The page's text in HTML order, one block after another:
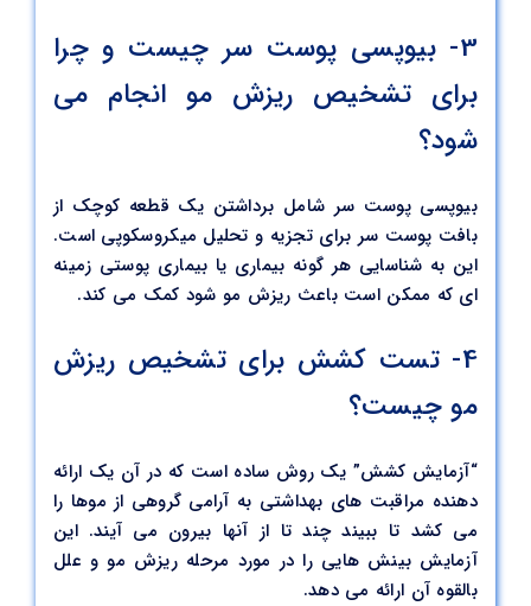
3- بیوپسی پوست سر چیست و چرا
برای تشخیص ریزش مو انجام می
شود؟
بیوپسی پوست سر شامل برداشتن یک قطعه کوچک از
بافت پوست سر برای تجزیه و تحلیل میکروسکوپی است.
این به شناسایی هر گونه بیماری یا بیماری پوستی زمینه
ای که ممکن است باعث ریزش مو شود کمک می کند.
4- تست کشش برای تشخیص ریزش
مو چیست؟
“آزمایش کشش” یک روش ساده است که در آن یک ارائه
دهنده مراقبت های بهداشتی به آرامی گروهی از موها را
می کشد تا ببیند چند تا از آنها بیرون می آیند. این
آزمایش بینش هایی را در مورد مرحله ریزش مو و علل
بالقوه آن ارائه می دهد.